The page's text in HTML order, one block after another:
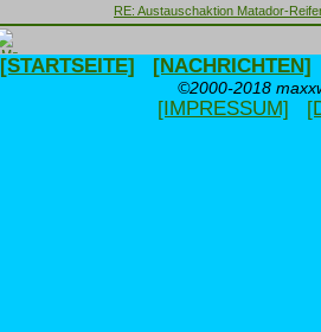
RE: Austauschaktion Matador-
[STARTSEITE] [NACHRICHTEN]
©2000-2018
[IMPRESSUM]